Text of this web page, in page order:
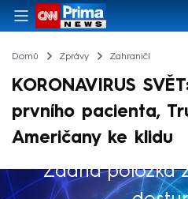
Domů Zprávy Zahraničí
KORONAVIRUS
prvního pacienta,
Američany ke klidu
Žádná položka
Výběr redakce